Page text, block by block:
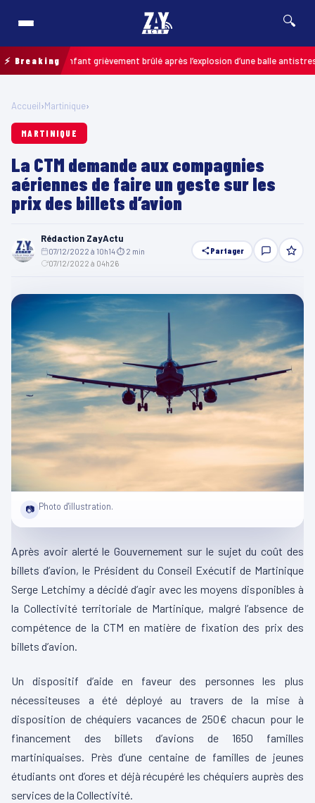
🔍
⚡ Breaking
: un enfant grièvement brûlé après l’explosion d’une balle antistress
Accueil›Martinique›
MARTINIQUE
La CTM demande aux compagnies
aériennes de faire un geste sur les
prix des billets d’avion
Rédaction ZayActu
07/12/2022 à 10h14⏱ 2 min
07/12/2022 à 04h26
Partager
📷 Photo d'illustration.
Après avoir alerté le Gouvernement sur le sujet du coût des
billets d’avion, le Président du Conseil Exécutif de Martinique
Serge Letchimy a décidé d’agir avec les moyens disponibles à
la Collectivité territoriale de Martinique, malgré l’absence de
compétence de la CTM en matière de fixation des prix des
billets d’avion.
Un dispositif d’aide en faveur des personnes les plus
nécessiteuses a été déployé au travers de la mise à
disposition de chéquiers vacances de 250€ chacun pour le
financement des billets d’avions de 1650 familles
martiniquaises. Près d’une centaine de familles de jeunes
étudiants ont d’ores et déjà récupéré les chéquiers auprès des
services de la Collectivité.